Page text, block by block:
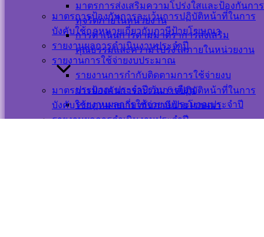
มาตรการป้องกันการละเว้นการปฏิบัติหน้าที่ในการ
บังคับใช้กฎหมายเกี่ยวกับภาษีป้ายโฆษณา
รายงานผลการดำเนินงานประจำปี
รายงานการใช้จ่ายงบประมาณ
รายงานการกำกับติดตามการใช้จ่ายงบ
ประมาณ ประจำปีรอบ 6 เดือน
รายงานผลการใช้จ่ายงบประมาณประจำปี
มาตรการส่งเสริมความโปร่งใสและป้องกันการ
ทุจริตภายในหน่วยงาน
การดำเนินการตามมาตราการส่งเสริม
คุณธรรมและความโปร่งใสภายในหน่วยงาน
มาตรการป้องกันการละเว้นการปฏิบัติหน้าที่ในการ
บังคับใช้กฎหมายเกี่ยวกับภาษีป้ายโฆษณา
รายงานผลการดำเนินงานประจำปี
©สงวนลิขสิทธิ์ เทศบาลตำบลปากพะยูน.
ติดต่อ-สอบถาม